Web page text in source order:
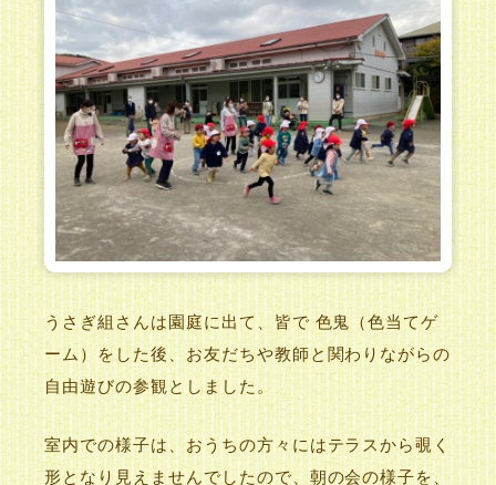
うさぎ組さんは園庭に出て、皆で 色鬼（色当てゲ
ーム）をした後、お友だちや教師と関わりながらの
自由遊びの参観としました。
室内での様子は、おうちの方々にはテラスから覗く
形となり見えませんでしたので、朝の会の様子を、